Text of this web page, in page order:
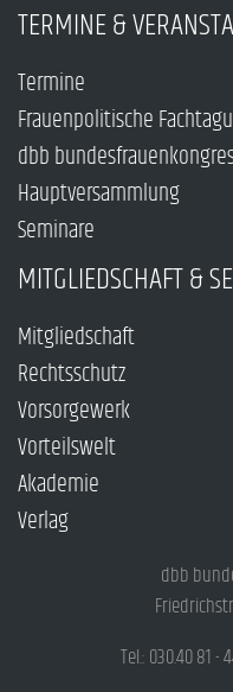
TERMINE &
Termine
Frauenpolitische
dbb
Hauptversammlung
Seminare
MITGLIEDSCHAFT &
Mitgliedschaft
Rechtsschutz
Vorsorgewerk
Vorteilswelt
Akademie
Verlag
dbb
Tel.: 030.40 81 -